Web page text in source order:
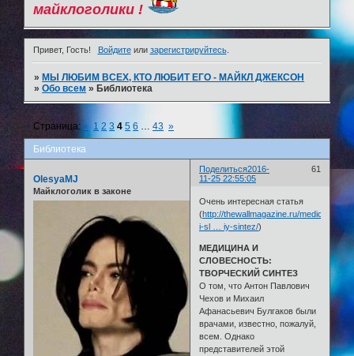
майклоголики !
Привет, Гость! Войдитеили зарегистрируйтесь.
»МЫ ЛЮБИМ ВСЕХ, КТО ЛЮБИТ ЕГО - МАЙКЛ ДЖЕКСОН
»Обо всем »Библиотека
Библиотека
Страница:« 1 2 3 4 5 6 43 »
Поделиться 61
2016-
11-25 22:55:05
OlesyaMJ
Майклоголик в законе
Очень интересная статья
(http://thewallmagazine.ru/medicina-
i-sl … iy-sintez/)
МЕДИЦИНА И
СЛОВЕСНОСТЬ:
ТВОРЧЕСКИЙ СИНТЕЗ
О том, что Антон Павлович
Чехов и Михаил
Афанасьевич Булгаков были
врачами, известно, пожалуй,
всем. Однако
представителей этой